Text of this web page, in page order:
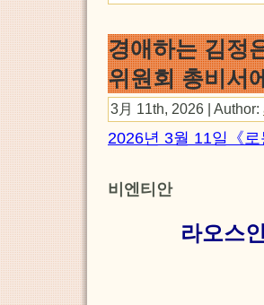
경애하는 김정
위원회 총비서
3月 11th, 2026 | Author:
2026년 3월 11일《로
비엔티안
라오스